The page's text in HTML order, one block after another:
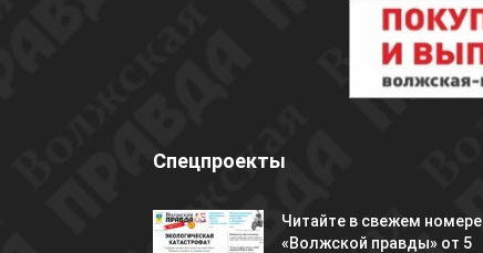
Спецпроекты
Читайте в свежем номере
«Волжской правды» от 5